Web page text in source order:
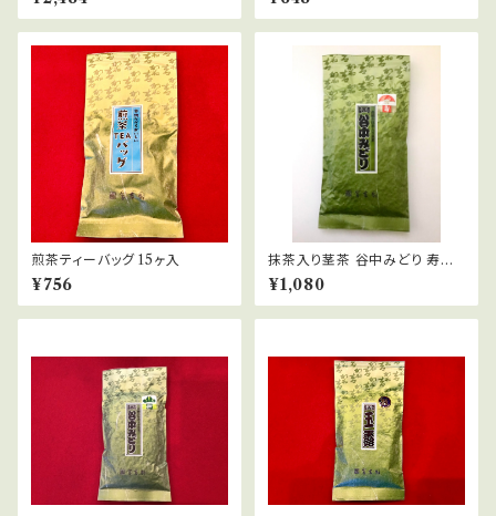
煎茶ティーバッグ 15ヶ入
¥756
抹茶入り茎茶 谷中みどり 寿印
100g
¥1,080